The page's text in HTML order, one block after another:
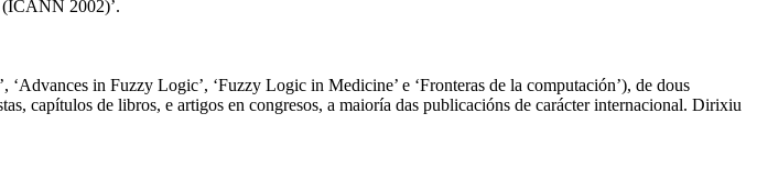
(ICANN 2002)’.
in Fuzzy Logic’, ‘Fuzzy Logic in Medicine’ e ‘Fronteras de la computación’), de dous
capítulos de libros, e artigos en congresos, a maioría das publicacións de carácter internacional. Dirixiu